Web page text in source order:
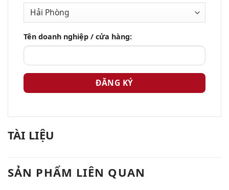
Tên doanh nghiệp / cửa hàng:
TÀI LIỆU
SẢN PHẨM LIÊN QUAN